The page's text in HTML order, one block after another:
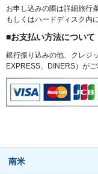
お申し込みの際は詳細旅行
もしくはハードディスク内
■お支払い方法について
銀行振り込みの他、クレジ
EXPRESS、DINERS）がご
南米